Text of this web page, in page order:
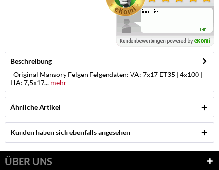
Beschreibung
Original Mansory Felgen Felgendaten: VA: 7x17 ET35 | 4x100 |
HA: 7,5x17... mehr
Ähnliche Artikel
Kunden haben sich ebenfalls angesehen
ÜBER UNS